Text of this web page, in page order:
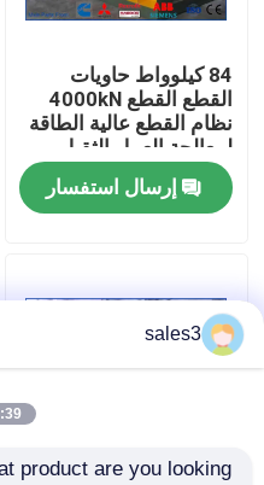
جولة في المصنع
مراقبة الجودة
اتصل بنا
القضايا
آلة المكبس الصناعية
84 كيلوواط حاويات
القطع القطع 4000kN
نظام القطع عالية الطاقة
لمعالجة العمل الثقيل
إرسال استفسار
sales3
PM
product are you looking